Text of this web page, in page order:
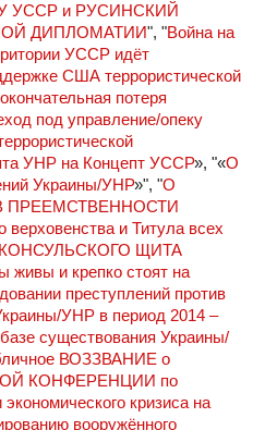
УССР и РУСИНСКИЙ
ДИПЛОМАТИИ", "Война на
УССР идёт
США террористической
потеря
под управление/опеку
УНР на Концепт УССР», "«О
Украины/УНР»", "О
верховенства и Титула всех
ЩИТА
живы и крепко стоят на
преступлений против
УНР в период 2014 –
существования Украины/
ВОЗЗВАНИЕ о
КОНФЕРЕНЦИИ по
кризиса на
вооружённого